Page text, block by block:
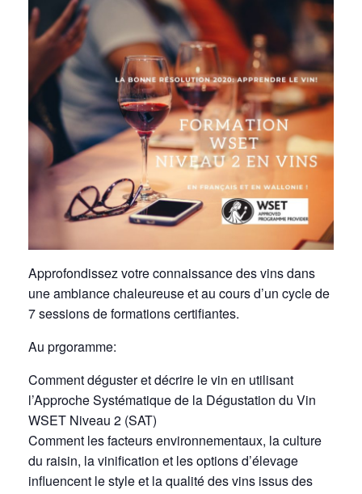
Approfondissez votre connaissance des vins dans
une ambiance chaleureuse et au cours d’un cycle de
7 sessions de formations certifiantes.
Au prgoramme:
Comment déguster et décrire le vin en utilisant
l’Approche Systématique de la Dégustation du Vin
WSET Niveau 2 (SAT)
Comment les facteurs environnementaux, la culture
du raisin, la vinification et les options d’élevage
influencent le style et la qualité des vins issus des